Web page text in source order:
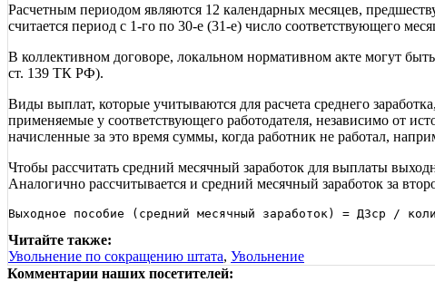
Расчетным периодом являются 12 календарных месяцев,
считается период с 1-го по 30-е (31-е) число соответствующего
В коллективном договоре, локальном нормативном акте могут
ст. 139 ТК РФ).
Виды выплат, которые учитываются для расчета среднего
применяемые у соответствующего работодателя, независимо от
начисленные за это время суммы, когда работник не работал,
Чтобы рассчитать средний месячный заработок для выплаты
Аналогично рассчитывается и средний месячный заработок за
Читайте также:
Увольнение по сокращению штата, Увольнение
Комментарии наших посетителей: